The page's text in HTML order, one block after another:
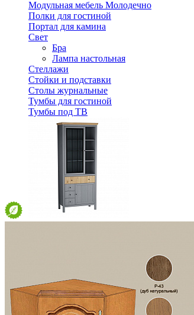
Модульная мебель Молодечно
Полки для гостиной
Портал для камина
Свет
Бра
Лампа настольная
Стеллажи
Стойки и подставки
Столы журнальные
Тумбы для гостиной
Тумбы под ТВ
Шкаф для посуды Сканди 1113СТЧ
-30%
Спальня
Деревянные кровати с подъемным